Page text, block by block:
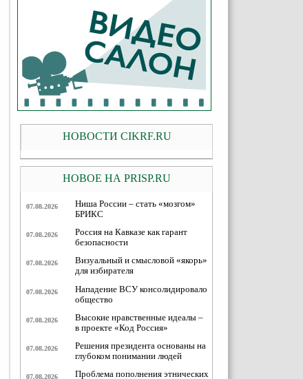
НОВОСТИ CIKRF.RU
НОВОЕ НА PRISP.RU
07.08.2026
Ниша России – стать «мозгом»
БРИКС
07.08.2026
Россия на Кавказе как гарант
безопасности
07.08.2026
Визуальный и смысловой «якорь»
для избирателя
07.08.2026
Нападение ВСУ консолидировало
общество
07.08.2026
Высокие нравственные идеалы –
в проекте «Код Россия»
07.08.2026
Решения президента основаны на
глубоком понимании людей
07.08.2026
Проблема пополнения этнических